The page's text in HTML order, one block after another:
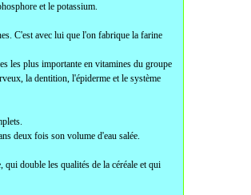
et le potassium.
C'est avec lui que l'on fabrique la farine
les plus importante en vitamines du groupe
la dentition, l'épiderme et le système
deux fois son volume d'eau salée.
double les qualités de la céréale et qui